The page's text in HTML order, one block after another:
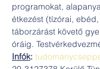
programokat,
étkezést (tízórai,
táborzárást követő
óráig.
Infók: